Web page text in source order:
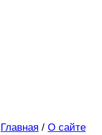
Главная / О сайте